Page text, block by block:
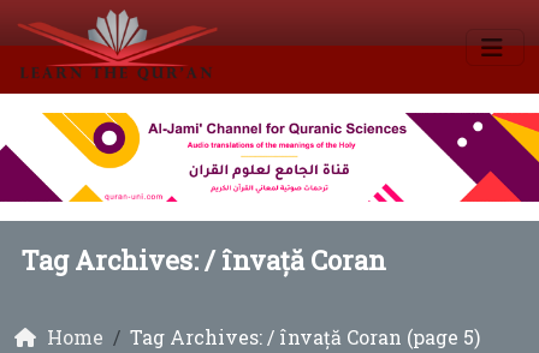
Tag Archives: /învață Coran
Home Tag Archives: / învață Coran (page 5)